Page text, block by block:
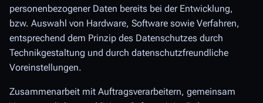
personenbezogener Daten bereits bei der Entwicklung,
bzw. Auswahl von Hardware, Software sowie Verfahren,
entsprechend dem Prinzip des Datenschutzes durch
Technikgestaltung und durch datenschutzfreundliche
Voreinstellungen.
Zusammenarbeit mit Auftragsverarbeitern, gemeinsam